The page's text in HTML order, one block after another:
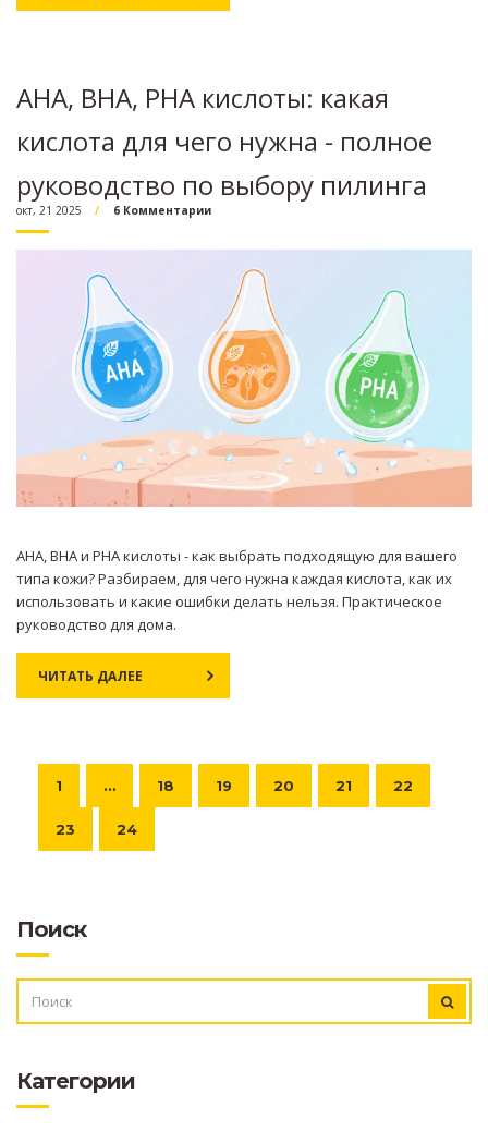
AHA, BHA, PHA кислоты: какая
кислота для чего нужна - полное
руководство по выбору пилинга
окт, 21 2025 6 Комментарии
AHA, BHA и PHA кислоты - как выбрать подходящую для вашего
типа кожи? Разбираем, для чего нужна каждая кислота, как их
использовать и какие ошибки делать нельзя. Практическое
руководство для дома.
ЧИТАТЬ ДАЛЕЕ
1 … 18 19 20 21 22
23 24
Поиск
Категории